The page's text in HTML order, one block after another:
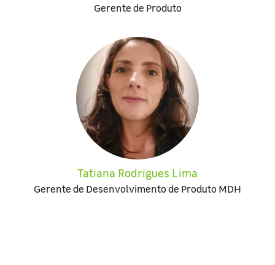
Gerente de Produto
Tatiana Rodrigues Lima
Gerente de Desenvolvimento de Produto MDH